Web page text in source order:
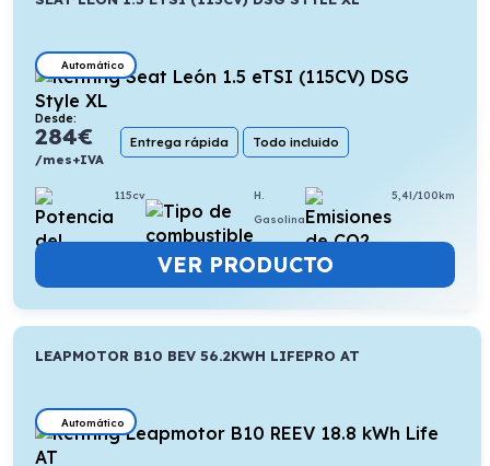
Automático
Desde:
284€
/mes+IVA
Entrega rápida Todo incluido
115cv
H.
Gasolina
5,4l/100km
VER PRODUCTO
LEAPMOTOR B10 BEV 56.2KWH LIFEPRO AT
Automático